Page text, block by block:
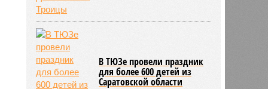
В ТЮЗе провели праздник
для более 600 детей из
Саратовской области